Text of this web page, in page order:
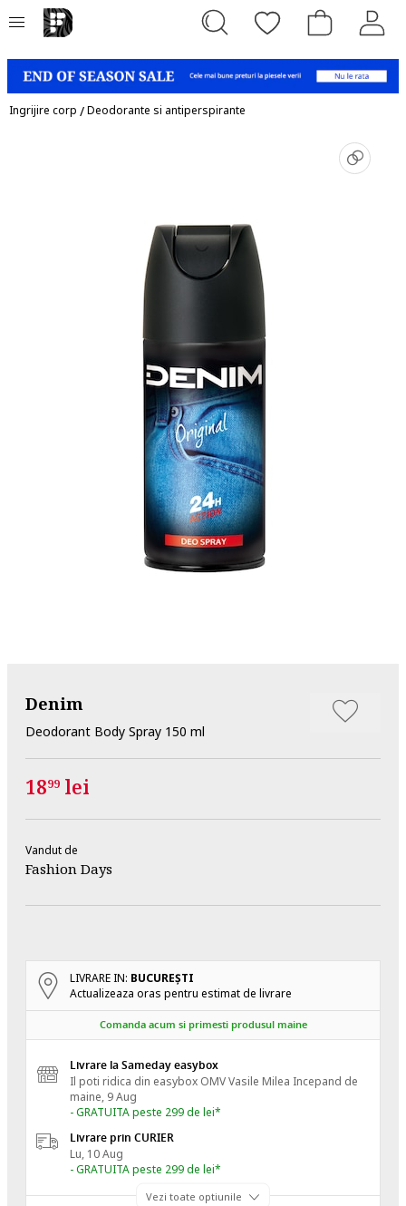
Ingrijire corp /Deodorante si antiperspirante
Denim
Deodorant Body Spray 150 ml
1899 lei
Vandut de
Fashion Days
LIVRARE IN: BUCUREŞTI
Actualizeaza oras pentru estimat de livrare
Comanda acum si primesti produsul maine
Livrare la Sameday easybox
Il poti ridica din easybox OMV Vasile Milea Incepand de
maine, 9 Aug
- GRATUITA peste 299 de lei*
Livrare prin CURIER
Lu, 10 Aug
- GRATUITA peste 299 de lei*
Vezi toate optiunile